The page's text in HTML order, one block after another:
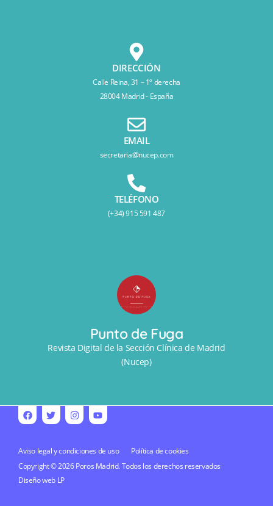
DIRECCIÓN
Calle Reina, 31 – 1º derecha
28004 Madrid - España
EMAIL
secretaria@nucep.com
TELÉFONO
(+34) 915 591 487
Punto de Fuga
Revista Digital de la Sección Clínica de Madrid
(Nucep)
Aviso legal y condiciones de uso
Política de cookies
Copyright © 2026 Poros Madrid. Todos los derechos reservados
Diseño web LP